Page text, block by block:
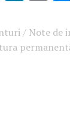
it
te
k
e
ai
l
/ Note de